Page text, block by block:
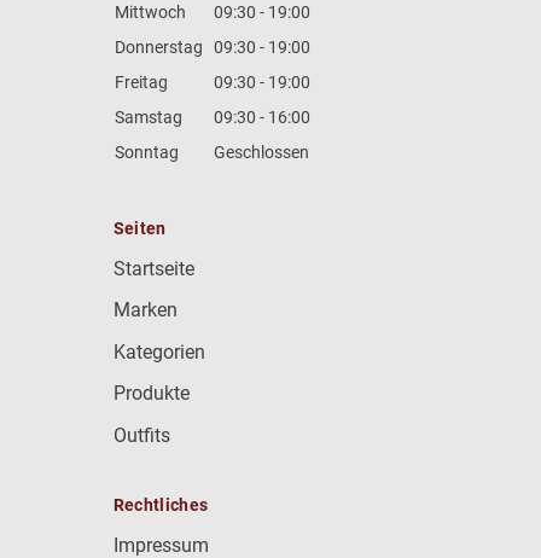
Mittwoch
09:30 - 19:00
Donnerstag
09:30 - 19:00
Freitag
09:30 - 19:00
Samstag
09:30 - 16:00
Sonntag
Geschlossen
Seiten
Startseite
Marken
Kategorien
Produkte
Outfits
Rechtliches
Impressum